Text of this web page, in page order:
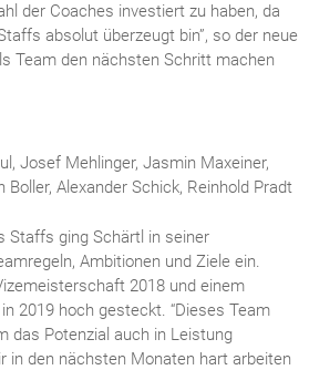
der Coaches investiert zu haben, da
absolut überzeugt bin”, so der neue
Team den nächsten Schritt machen
Josef Mehlinger, Jasmin Maxeiner,
Alexander Schick, Reinhold Pradt
Staffs ging Schärtl in seiner
Ambitionen und Ziele ein.
2018 und einem
2019 hoch gesteckt. “Dieses Team
das Potenzial auch in Leistung
in den nächsten Monaten hart arbeiten